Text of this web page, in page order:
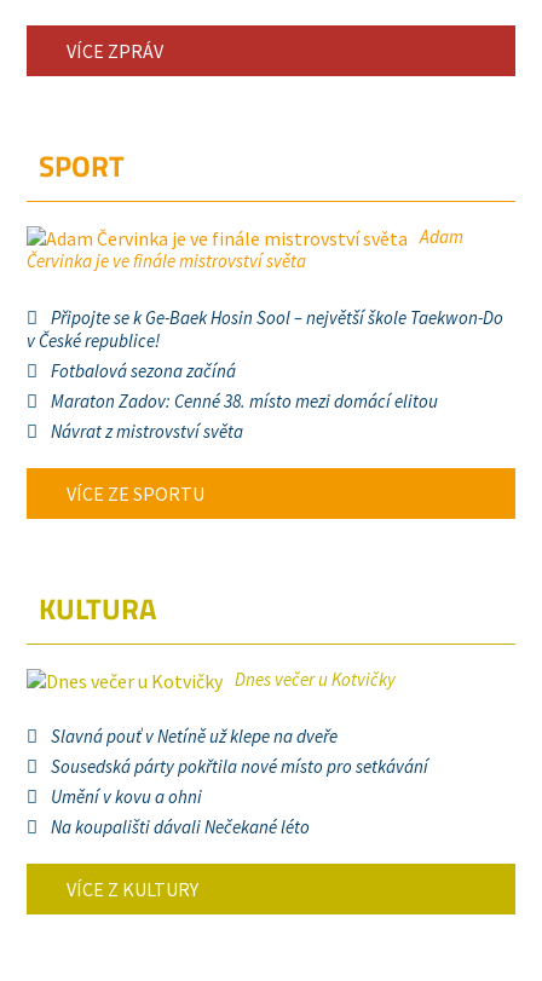
VÍCE ZPRÁV
SPORT
Adam
Červinka je ve finále mistrovství světa
Připojte se k Ge-Baek Hosin Sool – největší škole Taekwon-Do
v České republice!
Fotbalová sezona začíná
Maraton Zadov: Cenné 38. místo mezi domácí elitou
Návrat z mistrovství světa
VÍCE ZE SPORTU
KULTURA
Dnes večer u Kotvičky
Slavná pouť v Netíně už klepe na dveře
Sousedská párty pokřtila nové místo pro setkávání
Umění v kovu a ohni
Na koupališti dávali Nečekané léto
VÍCE Z KULTURY